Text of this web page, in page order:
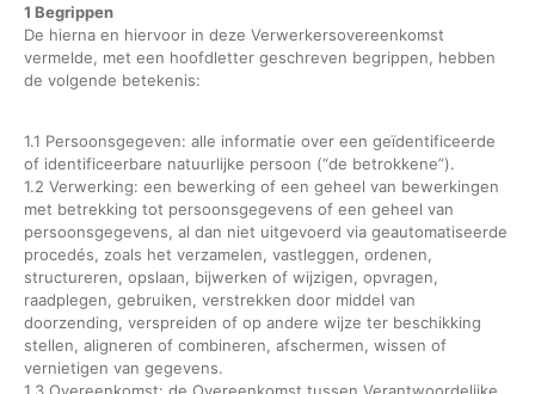
1 Begrippen
De hierna en hiervoor in deze Verwerkersovereenkomst
vermelde, met een hoofdletter geschreven begrippen, hebben
de volgende betekenis:
1.1 Persoonsgegeven: alle informatie over een geïdentificeerde
of identificeerbare natuurlijke persoon (“de betrokkene”).
1.2 Verwerking: een bewerking of een geheel van bewerkingen
met betrekking tot persoonsgegevens of een geheel van
persoonsgegevens, al dan niet uitgevoerd via geautomatiseerde
procedés, zoals het verzamelen, vastleggen, ordenen,
structureren, opslaan, bijwerken of wijzigen, opvragen,
raadplegen, gebruiken, verstrekken door middel van
doorzending, verspreiden of op andere wijze ter beschikking
stellen, aligneren of combineren, afschermen, wissen of
vernietigen van gegevens.
1.3 Overeenkomst: de Overeenkomst tussen Verantwoordelijke